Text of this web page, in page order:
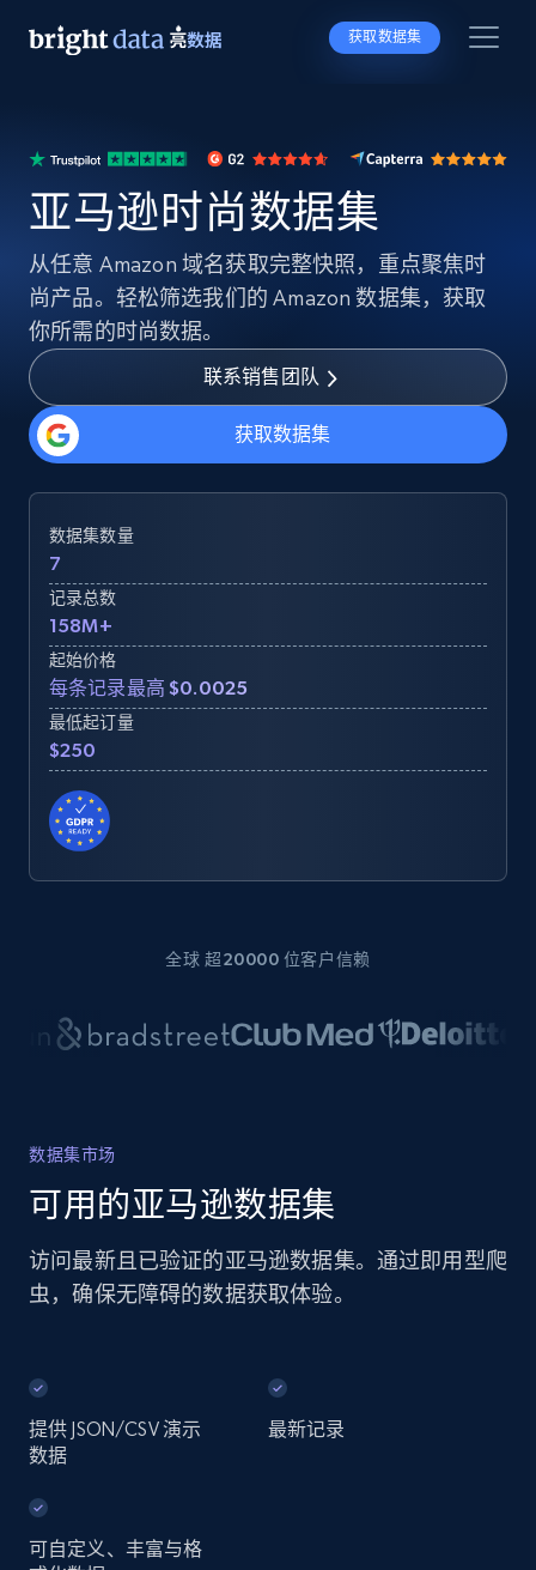
获取数据集
亚马逊时尚数据集
从任意 Amazon 域名获取完整快照，重点聚焦时
尚产品。轻松筛选我们的 Amazon 数据集，获取
你所需的时尚数据。
联系销售团队
获取数据集
数据集数量
7
记录总数
158M+
起始价格
每条记录最高 $0.0025
最低起订量
$250
全球 超20000 位客户信赖
数据集市场
可用的亚马逊数据集
访问最新且已验证的亚马逊数据集。通过即用型爬
虫，确保无障碍的数据获取体验。
提供 JSON/CSV 演示
数据
最新记录
可自定义、丰富与格